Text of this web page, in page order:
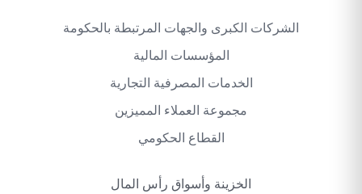
الشركات الكبرى والجهات المرتبطة بالحكومة
المؤسسات المالية
الخدمات المصرفية التجارية
مجموعة العملاء المميزين
القطاع الحكومي
الخزينة وأسواق رأس المال